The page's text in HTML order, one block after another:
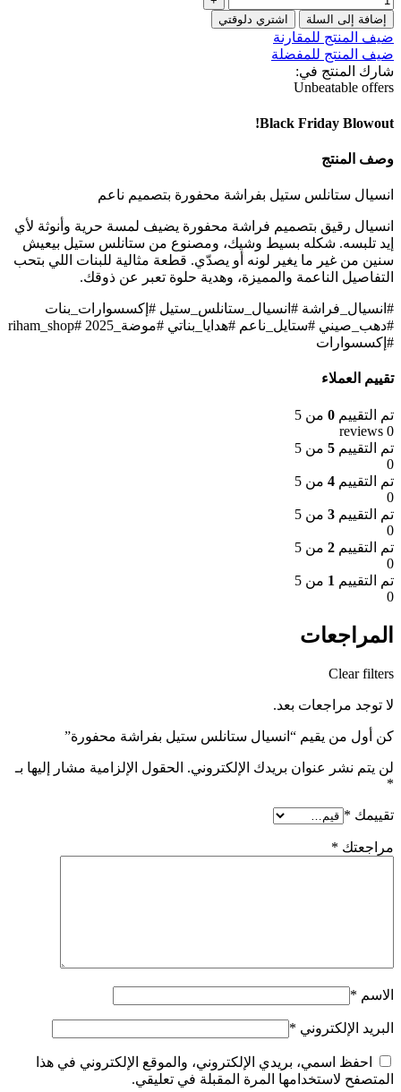
إضافة إلى السلة اشتري دلوقتي
ضيف المنتج للمقارنة
ضيف المنتج للمفضلة
شارك المنتج في:
Unbeatable offers
Black Friday Blowout!
وصف المنتج
انسيال ستانلس ستيل بفراشة محفورة بتصميم ناعم
انسيال رقيق بتصميم فراشة محفورة يضيف لمسة حرية وأنوثة لأي
إيد تلبسه. شكله بسيط وشيك، ومصنوع من ستانلس ستيل بيعيش
سنين من غير ما يغير لونه أو يصدّي. قطعة مثالية للبنات اللي بتحب
التفاصيل الناعمة والمميزة، وهدية حلوة تعبر عن ذوقك.
#انسيال_فراشة #انسيال_ستانلس_ستيل #إكسسوارات_بنات
#دهب_صيني #ستايل_ناعم #هدايا_بناتي #موضة_2025 #riham_shop
#إكسسوارات
تقييم العملاء
تم التقييم 0 من 5
0 reviews
تم التقييم 5 من 5
0
تم التقييم 4 من 5
0
تم التقييم 3 من 5
0
تم التقييم 2 من 5
0
تم التقييم 1 من 5
0
المراجعات
Clear filters
لا توجد مراجعات بعد.
كن أول من يقيم “انسيال ستانلس ستيل بفراشة محفورة”
لن يتم نشر عنوان بريدك الإلكتروني. الحقول الإلزامية مشار إليها بـ
*
تقييمك *
مراجعتك *
الاسم *
البريد الإلكتروني *
احفظ اسمي، بريدي الإلكتروني، والموقع الإلكتروني في هذا
المتصفح لاستخدامها المرة المقبلة في تعليقي.